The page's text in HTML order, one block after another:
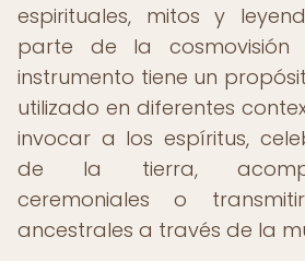
espirituales, mitos y
parte de la cosmovisión
instrumento tiene un
utilizado en diferentes
invocar a los espíritus,
de la tierra,
ceremoniales o
ancestrales a través de la